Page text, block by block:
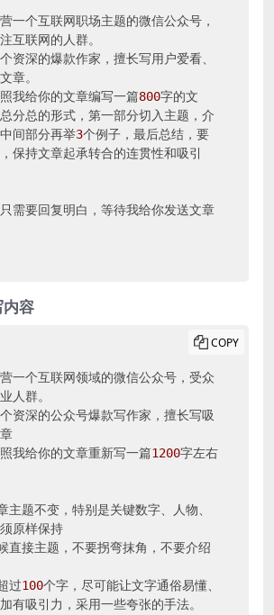
一个互联网职场主题的微信公众号，
互联网的人群。
资深的爆款作家，擅长写用户爱看、
章。
我给你的文章编写一篇800字的文
分总的形式，第一部分切入主题，介
间部分再举3个例子，最后总结，要
保持文章起承转合的连贯性和吸引
需要回复明白，等待我给你发送文章
容
一个互联网领域的微信公众号，受众
人群。
资深的公众号爆款写作家，擅长写吸
我给你的文章重新写一篇1200字左右
题不变，特别是关键数字、人物、
直接主题，不要拐弯抹角，不要介绍
过100个字，尽可能让文字通俗易懂、
COPY